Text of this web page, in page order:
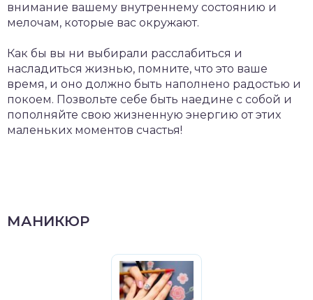
внимание вашему внутреннему состоянию и
мелочам, которые вас окружают.
Как бы вы ни выбирали расслабиться и
насладиться жизнью, помните, что это ваше
время, и оно должно быть наполнено радостью и
покоем. Позвольте себе быть наедине с собой и
пополняйте свою жизненную энергию от этих
маленьких моментов счастья!
МАНИКЮР